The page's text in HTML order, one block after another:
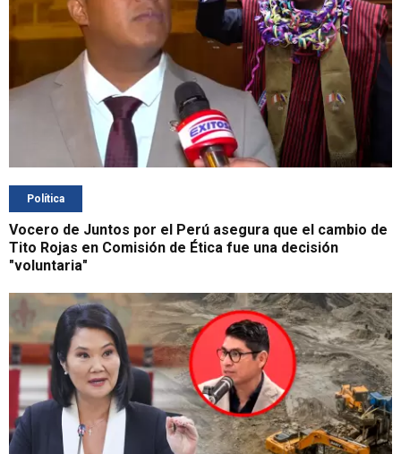
Política
Vocero de Juntos por el Perú asegura que el cambio de
Tito Rojas en Comisión de Ética fue una decisión
"voluntaria"